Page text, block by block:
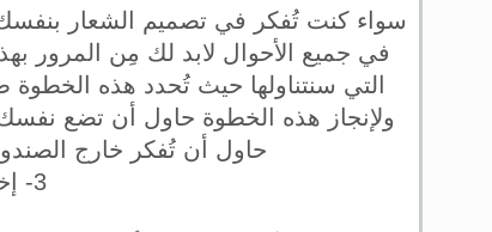
سواء كنت تُفكر في تصميم الشعار
في جميع الأحوال لابد لك مِن المرور
التي سنتناولها حيث تُحدد هذه الخطوة
ولإنجاز هذه الخطوة حاول أن تضع
حاول أن تُفكر خارج
3- إختيار نوع الشعار الأنسب